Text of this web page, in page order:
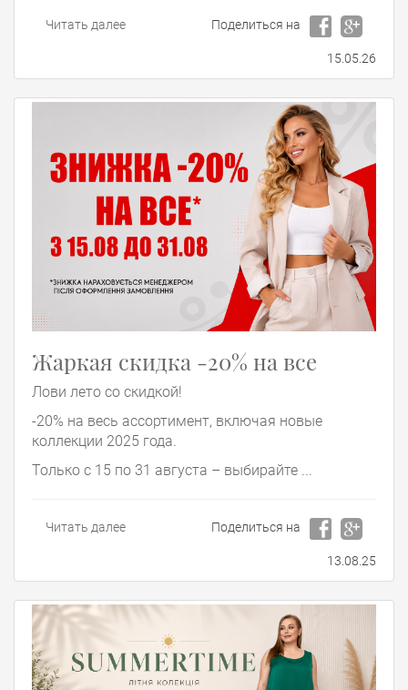
Читать далее Поделиться на
15.05.26
Жаркая скидка -20% на все
Лови лето со скидкой!
-20% на весь ассортимент, включая новые
коллекции 2025 года.
Только с 15 по 31 августа – выбирайте ...
Читать далее Поделиться на
13.08.25